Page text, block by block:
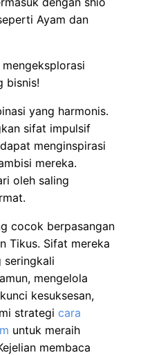
Ayam dan
bisnis!
yang harmonis.
sifat impulsif
menginspirasi
mereka.
oleh saling
cocok berpasangan
Tikus. Sifat mereka
seringkali
mengelola
kesuksesan,
strategi cara
untuk meraih
membaca